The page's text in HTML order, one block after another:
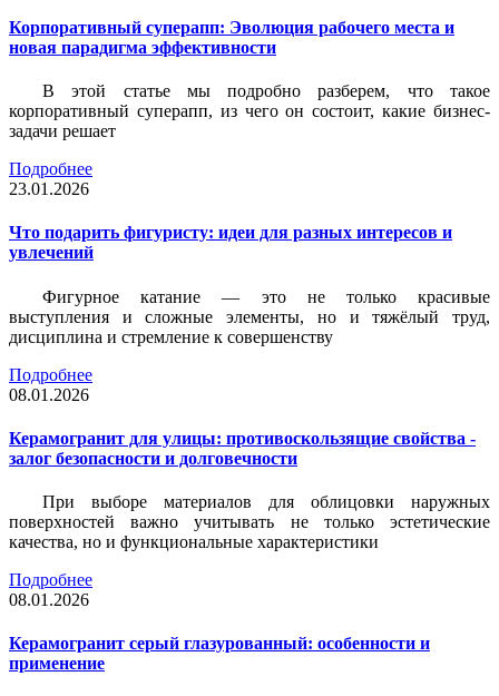
Корпоративный суперапп: Эволюция рабочего места и
новая парадигма эффективности
В этой статье мы подробно разберем, что такое
корпоративный суперапп, из чего он состоит, какие бизнес-
задачи решает
Подробнее
23.01.2026
Что подарить фигуристу: идеи для разных интересов и
увлечений
Фигурное катание — это не только красивые
выступления и сложные элементы, но и тяжёлый труд,
дисциплина и стремление к совершенству
Подробнее
08.01.2026
Керамогранит для улицы: противоскользящие свойства -
залог безопасности и долговечности
При выборе материалов для облицовки наружных
поверхностей важно учитывать не только эстетические
качества, но и функциональные характеристики
Подробнее
08.01.2026
Керамогранит серый глазурованный: особенности и
применение